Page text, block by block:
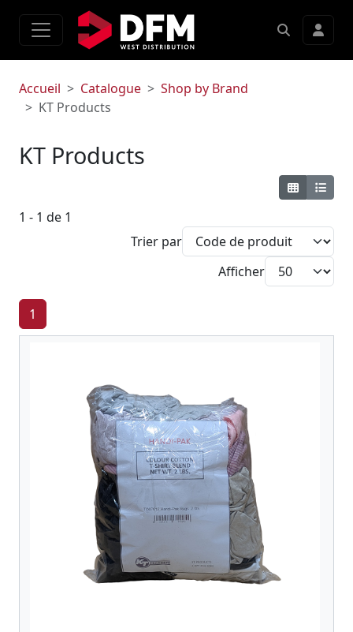
Accueil Catalogue
Shop by Brand
KT Products
KT Products
1 - 1 de 1
Trier par
Afficher
1